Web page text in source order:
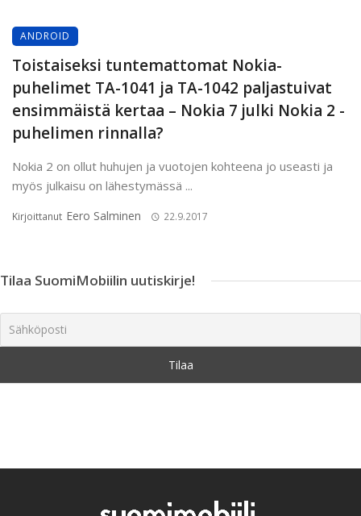
ANDROID
Toistaiseksi tuntemattomat Nokia-
puhelimet TA-1041 ja TA-1042 paljastuivat
ensimmäistä kertaa – Nokia 7 julki Nokia 2 -
puhelimen rinnalla?
Nokia 2 on ollut huhujen ja vuotojen kohteena jo useasti ja
myös julkaisu on lähestymässä ...
Kirjoittanut Eero Salminen 22.9.2017
Tilaa SuomiMobiilin uutiskirje!